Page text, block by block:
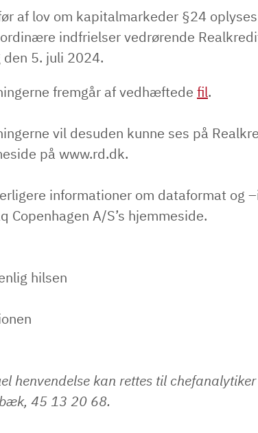
af lov om kapitalmarkeder §24
indfrielser vedrørende
den 5. juli 2024.
fremgår af vedhæftede fil.
vil desuden kunne ses på
på www.rd.dk.
informationer om dataformat og
Copenhagen A/S’s hjemmeside.
hilsen
henvendelse kan rettes til
45 13 20 68.